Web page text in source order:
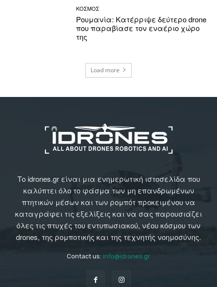
ΚΟΣΜΟΣ
Ρουμανία: Κατέρριψε δεύτερο drone
που παραβίασε τον εναέριο χώρο
της
Load more
Το idrones.gr είναι μια ενημερωτική ιστοσελίδα που
καλύπτει όλο το φάσμα των μη επανδρωμένων
πτητικών μέσων και των ρομπότ προκειμένου να
καταγράφει τις εξελίξεις και να σας παρουσιάζει
όλες τις πτυχές του εντυπωσιακού, νέου κόσμου των
drones, της ρομποτικής και της τεχνητής νοημοσύνης.
Contact us: info@idrones.gr